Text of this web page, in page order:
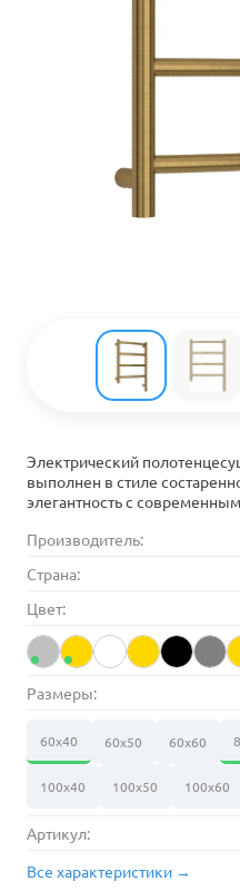
Электрический
выполнен в стиле
элегантность с
Производитель:
Страна:
Цвет:
Размеры:
60х40 60х50 60х60
100х40 100х50 100х60
Артикул:
Все характеристики →